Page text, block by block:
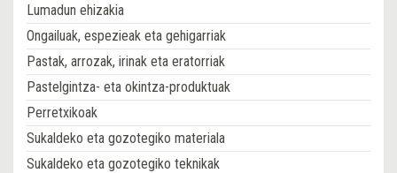
Lumadun ehizakia
Ongailuak, espezieak eta gehigarriak
Pastak, arrozak, irinak eta eratorriak
Pastelgintza- eta okintza-produktuak
Perretxikoak
Sukaldeko eta gozotegiko materiala
Sukaldeko eta gozotegiko teknikak